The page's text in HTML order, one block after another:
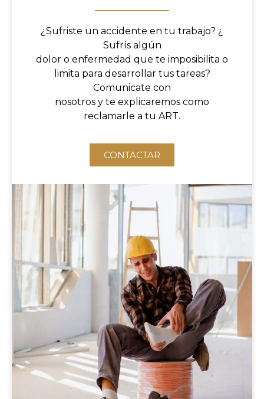
¿Sufriste un accidente en tu trabajo? ¿
Sufrís algún
dolor o enfermedad que te imposibilita o
limita para desarrollar tus tareas?
Comunicate con
nosotros y te explicaremos como
reclamarle a tu ART.
CONTACTAR